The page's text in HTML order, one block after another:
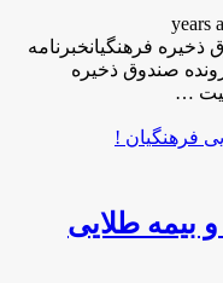
فرهنگیانخبرنامه
صندوق ذخیره
…
بیمه طلایی